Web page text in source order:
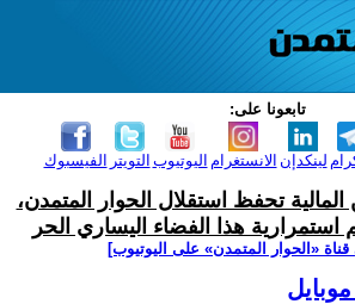
تابعونا على:
الفيسبوك التويتر اليوتيوب الانستغرام لينكدإن
المالية تحفظ استقلال الحوار المتمدن،
هذا الفضاء اليساري الحر
‫«الحوار المتمدن» على اليوتيوب]